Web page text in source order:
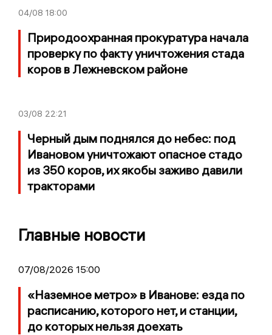
04/08 18:00
Природоохранная прокуратура начала
проверку по факту уничтожения стада
коров в Лежневском районе
03/08 22:21
Черный дым поднялся до небес: под
Ивановом уничтожают опасное стадо
из 350 коров, их якобы заживо давили
тракторами
Главные новости
07/08/2026 15:00
«Наземное метро» в Иванове: езда по
расписанию, которого нет, и станции,
до которых нельзя доехать